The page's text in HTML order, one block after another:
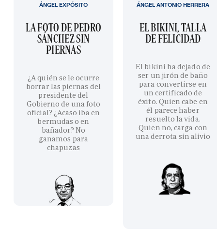
LA FOTO DE PEDRO
SÁNCHEZ SIN
PIERNAS
¿A quién se le ocurre
borrar las piernas del
presidente del
Gobierno de una foto
oficial? ¿Acaso iba en
bermudas o en
bañador? No
ganamos para
chapuzas
ÁNGEL EXPÓSITO
EL BIKINI, TALLA
DE FELICIDAD
El bikini ha dejado de
ser un jirón de baño
para convertirse en
un certificado de
éxito. Quien cabe en
él parece haber
resuelto la vida.
Quien no, carga con
una derrota sin alivio
ÁNGEL ANTONIO HERRERA